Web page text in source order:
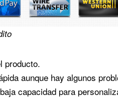
producto.
aunque hay algunos
capacidad para